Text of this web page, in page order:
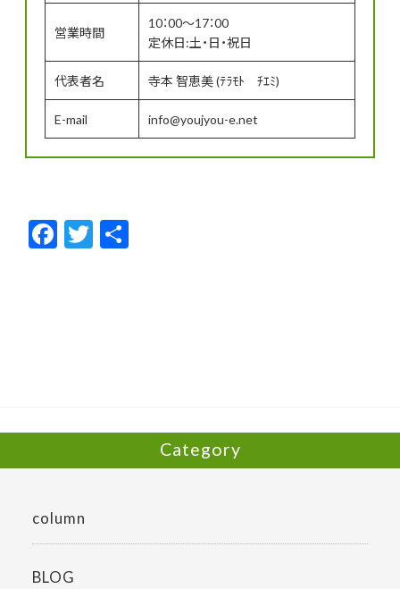
営業時間
10：00～17：00
定休日:土・日・祝日
代表者名 寺本 智恵美 (ﾃﾗﾓﾄ ﾁｴﾐ)
E-mail info@youjyou-e.net
F
ac
T
w
Category
column
BLOG